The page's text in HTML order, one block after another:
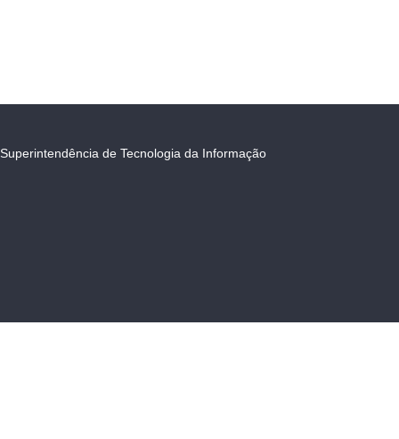
Superintendência de Tecnologia da Informação